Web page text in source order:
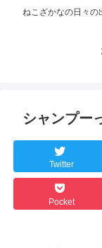
ねこざかなの日々の
シャンプー
Twitter
Pocket